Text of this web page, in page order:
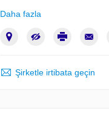
Daha fazla
Şirketle irtibata geçin